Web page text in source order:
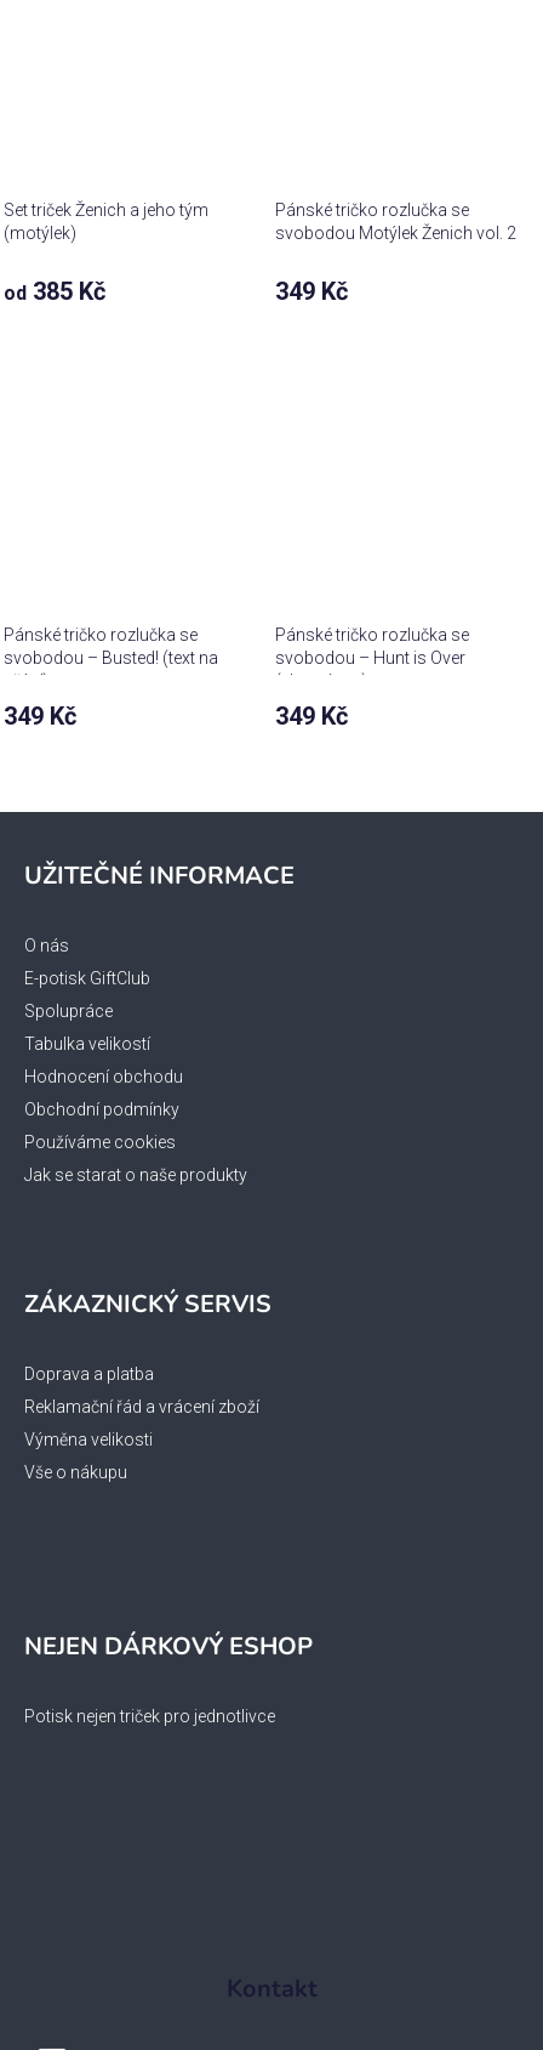
Set triček Ženich a jeho tým
(motýlek)
od 385 Kč
Pánské tričko rozlučka se
svobodou Motýlek Ženich vol. 2
349 Kč
Pánské tričko rozlučka se
svobodou – Busted! (text na
přání)
349 Kč
Pánské tričko rozlučka se
svobodou – Hunt is Over
(vlastní text)
349 Kč
UŽITEČNÉ INFORMACE
O nás
E-potisk GiftClub
Spolupráce
Tabulka velikostí
Hodnocení obchodu
Obchodní podmínky
Používáme cookies
Jak se starat o naše produkty
ZÁKAZNICKÝ SERVIS
Doprava a platba
Reklamační řád a vrácení zboží
Výměna velikosti
Vše o nákupu
NEJEN DÁRKOVÝ ESHOP
Potisk nejen triček pro jednotlivce
Kontakt